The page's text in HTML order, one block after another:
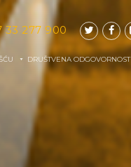
33 277 900
DRUŠTVENA ODGOVORNOST